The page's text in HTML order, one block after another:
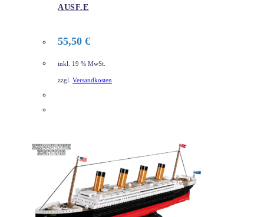
AUSF.E
55,50 €
inkl. 19 % MwSt.
zzgl. Versandkosten